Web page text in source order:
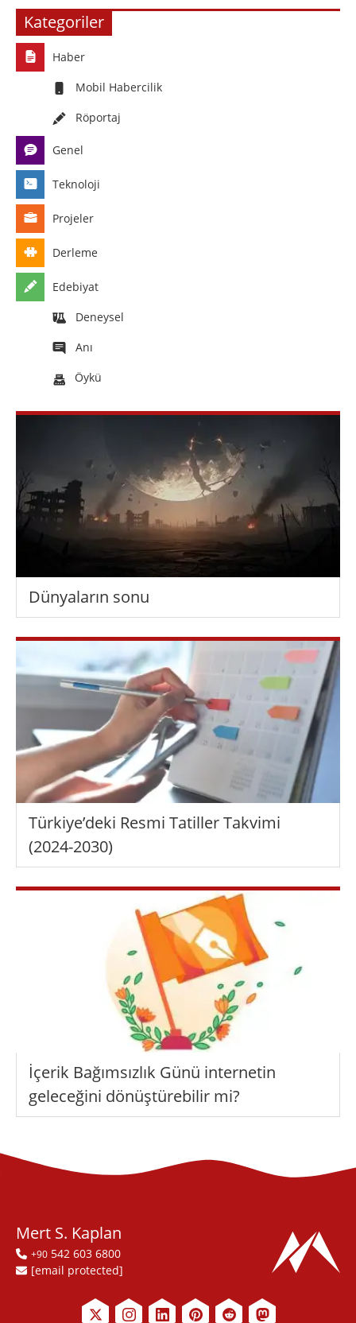
Kategoriler
Haber
Mobil Habercilik
Röportaj
Genel
Teknoloji
Projeler
Derleme
Edebiyat
Deneysel
Anı
Öykü
Dünyaların sonu
Türkiye’deki Resmi Tatiller Takvimi
(2024-2030)
İçerik Bağımsızlık Günü internetin
geleceğini dönüştürebilir mi?
Mert S. Kaplan
+90 542 603 6800
[email protected]